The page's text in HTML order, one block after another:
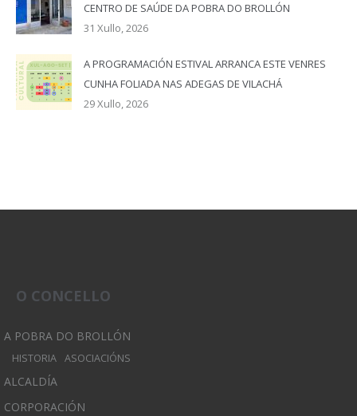
CENTRO DE SAÚDE DA POBRA DO BROLLÓN
31 Xullo, 2026
A PROGRAMACIÓN ESTIVAL ARRANCA ESTE VENRES
CUNHA FOLIADA NAS ADEGAS DE VILACHÁ
29 Xullo, 2026
O CONCELLO
A POBRA DO BROLLÓN
HISTORIA ASOCIACIÓNS
ALCALDÍA
CORPORACIÓN